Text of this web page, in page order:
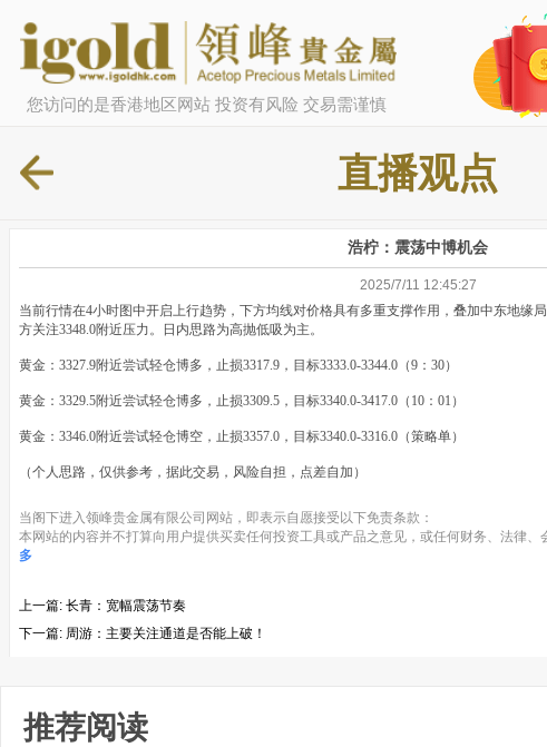
您访问的是香港地区网站 投资有风险 交易需谨慎
直播观点
浩柠：震荡中博机会
2025/7/11 12:45:27
当前行情在4小时图中开启上行趋势，下方均线对价格具有多重支撑作用，叠加中东地缘
方关注3348.0附近压力。日内思路为高抛低吸为主。
黄金：3327.9附近尝试轻仓博多，止损3317.9，目标3333.0-3344.0（9：30）
黄金：3329.5附近尝试轻仓博多，止损3309.5，目标3340.0-3417.0（10：01）
黄金：3346.0附近尝试轻仓博空，止损3357.0，目标3340.0-3316.0（策略单）
（个人思路，仅供参考，据此交易，风险自担，点差自加）
当阁下进入领峰贵金属有限公司网站，即表示自愿接受以下免责条款：
本网站的内容并不打算向用户提供买卖任何投资工具或产品之意见，或任何财务、法律、
多
上一篇: 长青：宽幅震荡节奏
下一篇: 周游：主要关注通道是否能上破！
推荐阅读